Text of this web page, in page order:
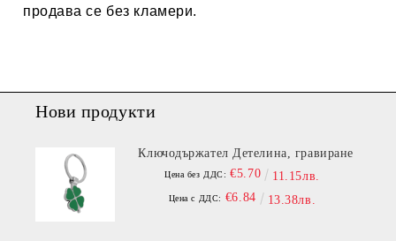
продава се без кламери.
Нови продукти
Ключодържател Детелина, гравиране
Цена без ДДС: €5.70 11.15лв.
Цена с ДДС: €6.84 13.38лв.